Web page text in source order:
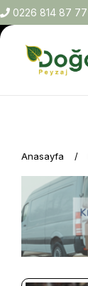
0226 814 87 77
Anasayfa